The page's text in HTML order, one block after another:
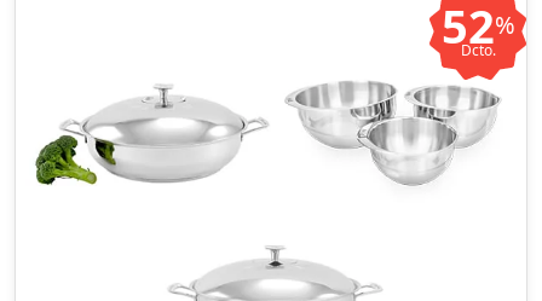
52%
Dcto.